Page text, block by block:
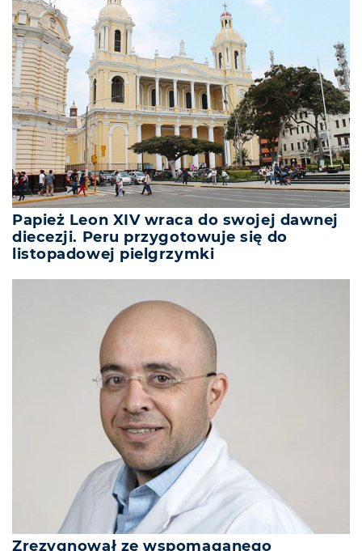
Papież Leon XIV wraca do swojej dawnej
diecezji. Peru przygotowuje się do
listopadowej pielgrzymki
Zrezygnował ze wspomaganego